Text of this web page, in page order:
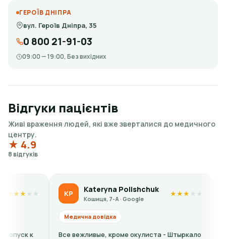
ГЕРОЇВ ДНІПРА
вул. Героїв Дніпра, 35
0 800 21-91-03
09:00 — 19:00, Без вихідних
Відгуки пацієнтів
Живі враження людей, які вже зверталися до медичного
центру.
★ 4.9
8 відгуків
KP Kateryna Polishchuk
Кошиця, 7-А · Google
★★ ★★★
вежливые, кроме окулиста - Штыркало
LS Liubov
Кошмарный